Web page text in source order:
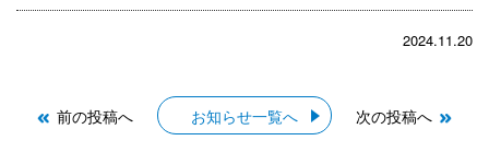
2024.11.20
前の投稿へ お知らせ一覧へ 次の投稿へ